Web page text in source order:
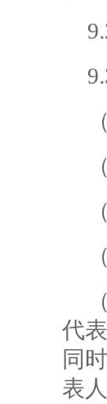
代
同
表